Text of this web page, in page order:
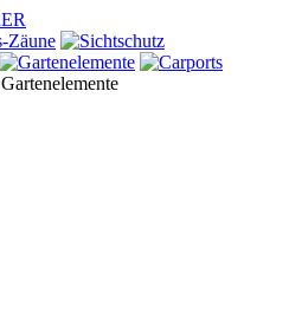
Gartenelemente